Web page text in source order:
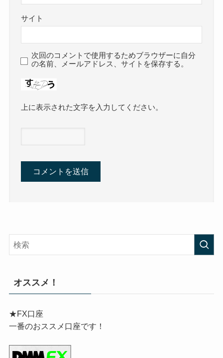
サイト
次回のコメントで使用するためブラウザーに自分
の名前、メールアドレス、サイトを保存する。
上に表示された文字を入力してください。
オススメ！
★FX口座
一番のおススメ口座です！